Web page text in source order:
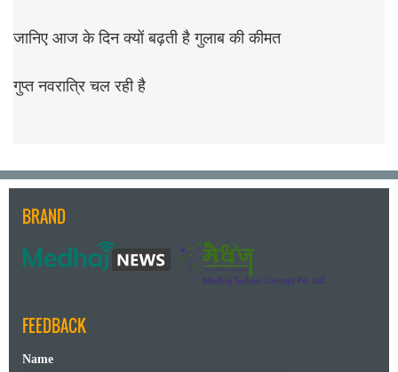
जानिए आज के दिन क्यों बढ़ती है गुलाब की कीमत
गुप्त नवरात्रि चल रही है
BRAND
FEEDBACK
Name